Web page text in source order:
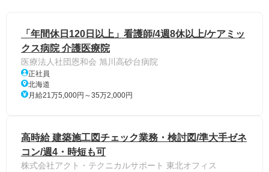
「年間休日120日以上」看護師/4週8休以上/ケアミッ
クス病院 介護医療院
医療法人社団恩和会 旭川高砂台病院
正社員
北海道
月給21万5,000円～35万2,000円
高時給 建築施工図チェック業務・検討図/準大手ゼネ
コン/週4・時短も可
株式会社アクト・テクニカルサポート 東北オフィス